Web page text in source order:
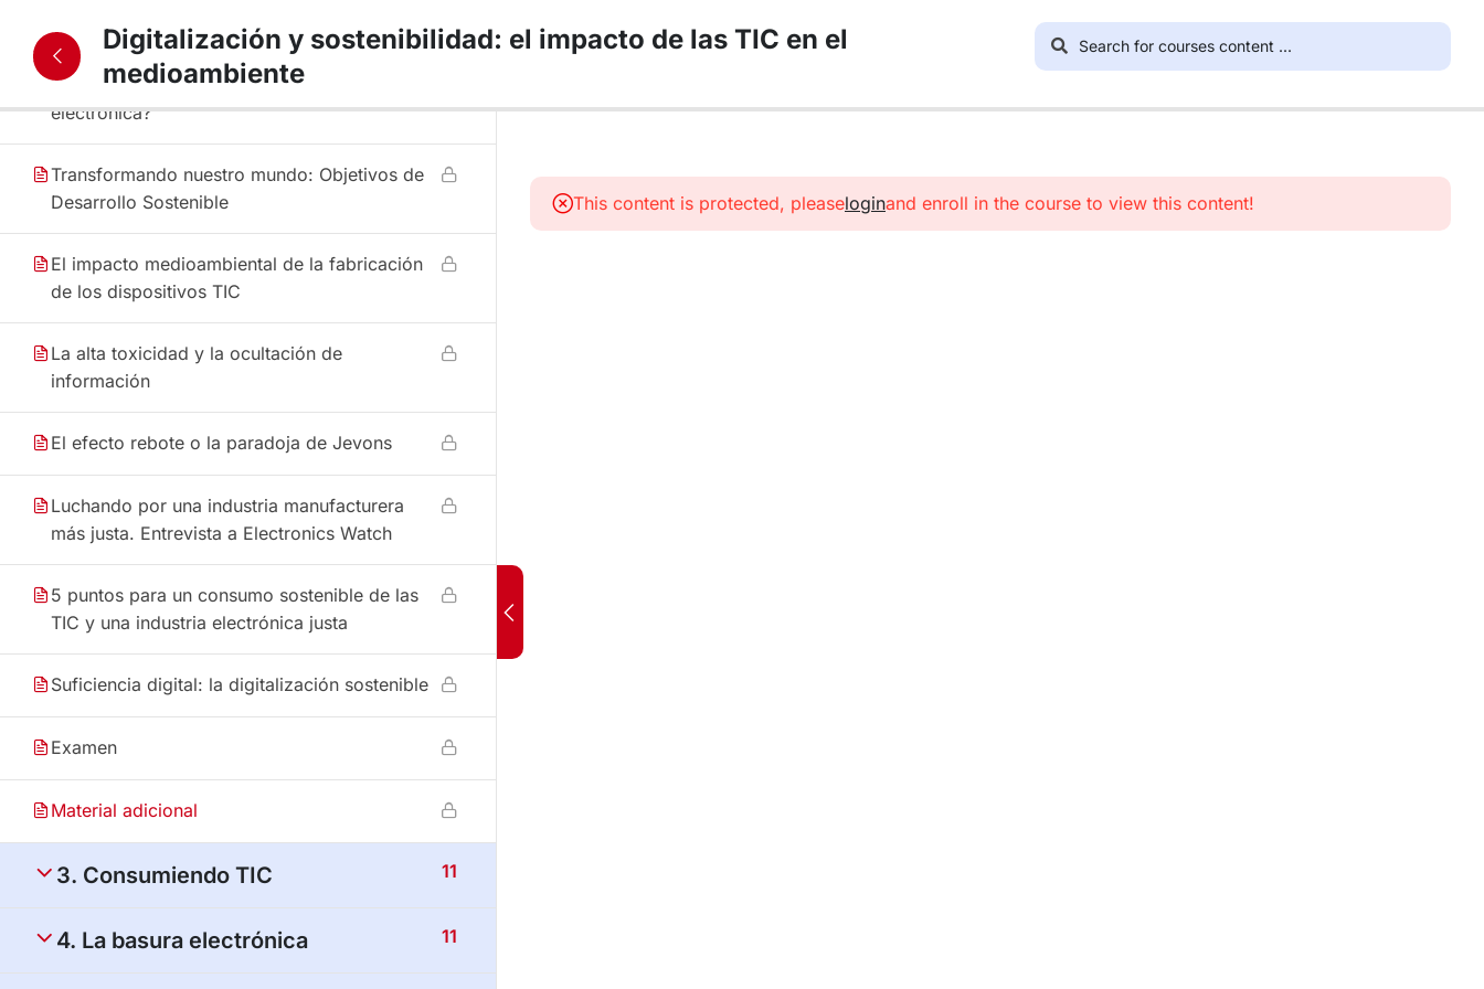
(panorámica general)
¿Qué anda mal en la industria de la
electrónica?
Transformando nuestro mundo: Objetivos de
Desarrollo Sostenible
El impacto medioambiental de la fabricación
de los dispositivos TIC
La alta toxicidad y la ocultación de
información
El efecto rebote o la paradoja de Jevons
Luchando por una industria manufacturera
más justa. Entrevista a Electronics Watch
5 puntos para un consumo sostenible de las
TIC y una industria electrónica justa
Suficiencia digital: la digitalización sostenible
Examen
Material adicional
3. Consumiendo TIC 11
4. La basura electrónica 11
Digitalización y sostenibilidad: el impacto de las TIC en el
medioambiente
This content is protected, pleaseloginand enroll in the course to view this content!